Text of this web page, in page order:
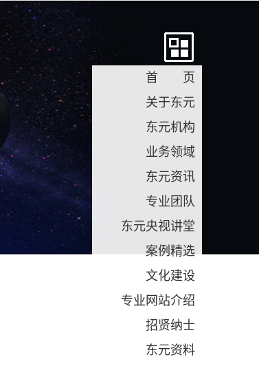
首 页
关于东元
东元机构
业务领域
东元资讯
专业团队
东元央视讲堂
案例精选
文化建设
专业网站介绍
招贤纳士
东元资料